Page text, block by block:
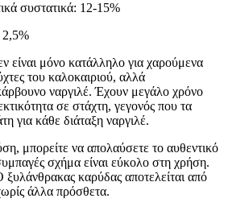
συστατικά: 12-15%
2,5%
είναι μόνο κατάλληλο για χαρούμενα
του καλοκαιριού, αλλά
ναργιλέ. Έχουν μεγάλο χρόνο
σε στάχτη, γεγονός που τα
για κάθε διάταξη ναργιλέ.
μπορείτε να απολαύσετε το αυθεντικό
σχήμα είναι εύκολο στη χρήση.
ξυλάνθρακας καρύδας αποτελείται από
άλλα πρόσθετα.